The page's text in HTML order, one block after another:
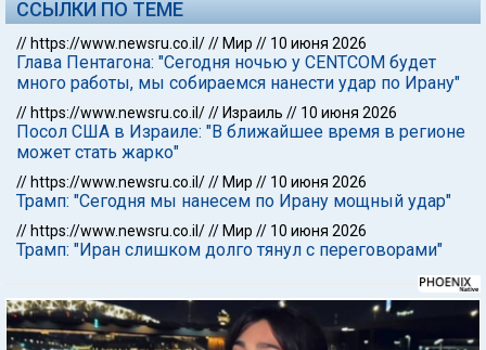
ССЫЛКИ ПО ТЕМЕ
// https://www.newsru.co.il/// Мир // 10 июня 2026
Глава Пентагона: "Сегодня ночью у CENTCOM будет
много работы, мы собираемся нанести удар по Ирану"
// https://www.newsru.co.il/// Израиль // 10 июня 2026
Посол США в Израиле: "В ближайшее время в регионе
может стать жарко"
// https://www.newsru.co.il/// Мир // 10 июня 2026
Трамп: "Сегодня мы нанесем по Ирану мощный удар"
// https://www.newsru.co.il/// Мир // 10 июня 2026
Трамп: "Иран слишком долго тянул с переговорами"